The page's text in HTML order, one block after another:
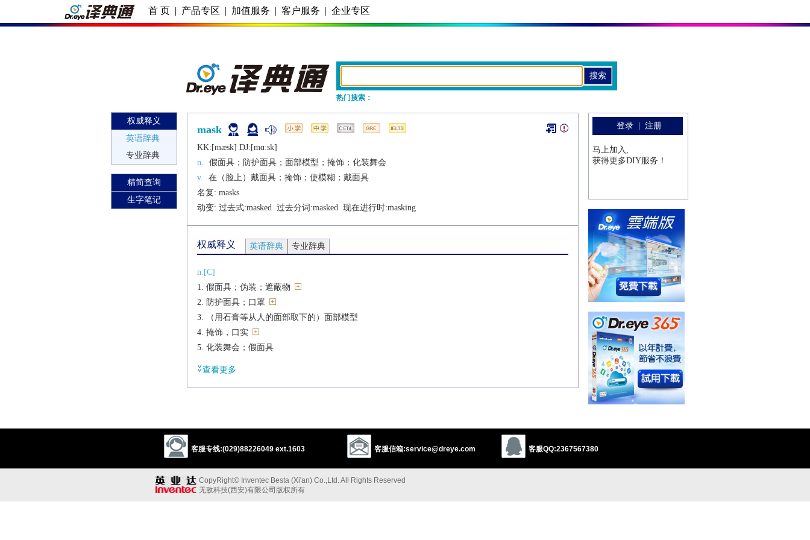
首 页 | 产品专区 | 加值服务 | 客户服务 | 企业专区
热门搜索：
权威释义
英语辞典
专业辞典
精简查询
生字笔记
mask
KK:[mæsk] DJ:[mɑːsk]
n.
假面具；防护面具；面部模型；掩饰；化装舞会
v.
在（脸上）戴面具；掩饰；使模糊；戴面具
名复: masks
动变: 过去式:masked 过去分词:masked 现在进行时:masking
权威释义 英语辞典 专业辞典
n.[C]
假面具；伪装；遮蔽物
防护面具；口罩
（用石膏等从人的面部取下的）面部模型
掩饰，口实
化装舞会；假面具
使模糊，使不被察觉
vi.
戴面具，化装
查看更多
客服专线:(029)88226049 ext.1603 客服信箱:service@dreye.com 客服QQ:2367567380
CopyRight© Inventec Besta (Xi'an) Co.,Ltd. All Rights Reserved
无敌科技(西安)有限公司版权所有